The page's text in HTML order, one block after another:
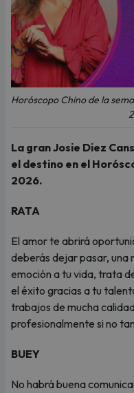
Horóscopo Chino de la
La gran Josie Diez
el destino en el
2026.
RATA
El amor te abrirá
deberás dejar pasar, una
emoción a tu vida, trata
el éxito gracias a tu
trabajos de mucha
profesionalmente si no
BUEY
No habrá buena